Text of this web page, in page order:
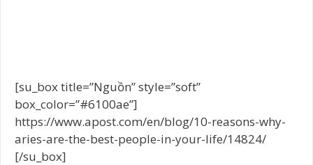
[su_box title=”Nguồn” style=”soft”
box_color=”#6100ae”]
https://www.apost.com/en/blog/10-reasons-why-
aries-are-the-best-people-in-your-life/14824/
[/su_box]